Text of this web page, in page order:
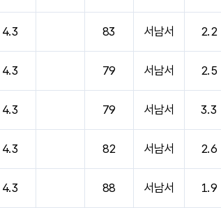
4.3 83 서남서 2.2
4.3 79 서남서 2.5
4.3 79 서남서 3.3
4.3 82 서남서 2.6
4.3 88 서남서 1.9